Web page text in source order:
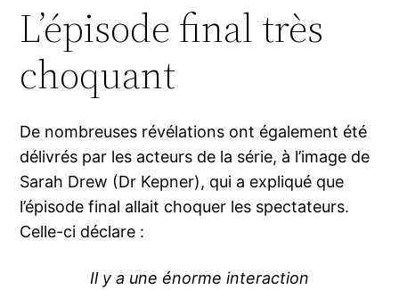
L’épisode final très
choquant
De nombreuses révélations ont également été
délivrés par les acteurs de la série, à l’image de
Sarah Drew (Dr Kepner), qui a expliqué que
l’épisode final allait choquer les spectateurs.
Celle-ci déclare :
Il y a une énorme interaction